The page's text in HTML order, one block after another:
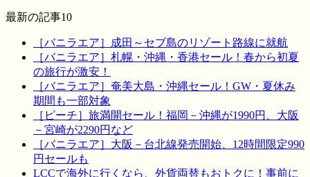
最新の記事10
［バニラエア］成田～セブ島のリゾート路線に就航
［バニラエア］札幌・沖縄・香港セール！春から初夏
の旅行が激安！
［バニラエア］奄美大島・沖縄セール！GW・夏休み
期間も一部対象
［ピーチ］旅満開セール！福岡－沖縄が1990円、大阪
－宮崎が2290円など
［バニラエア］大阪－台北線発売開始、12時間限定990
円セールも
LCCで海外に行くなら、外貨両替もおトクに！事前に